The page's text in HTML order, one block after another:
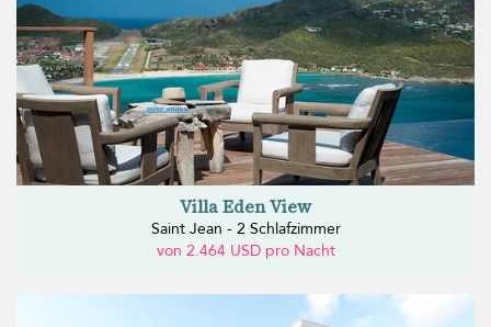
Villa Eden View
Saint Jean - 2 Schlafzimmer
von 2.464 USD pro Nacht